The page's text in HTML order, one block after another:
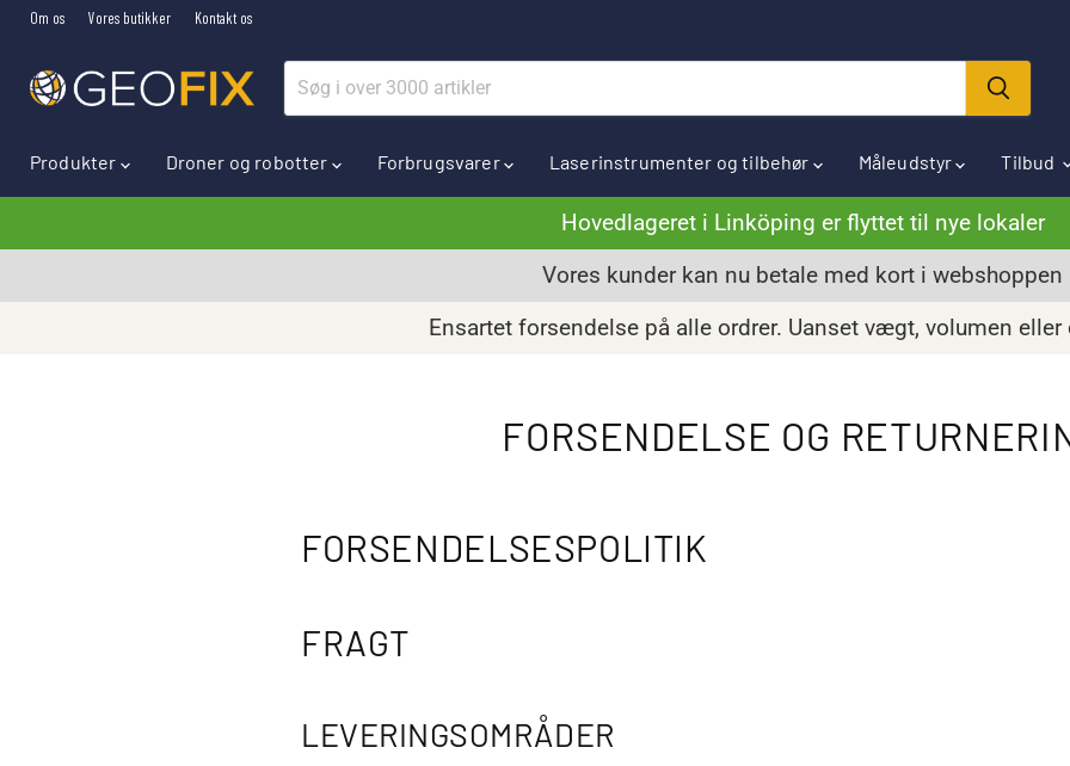
Om os Vores butikker Kontakt os
Produkter Droner og robotter Forbrugsvarer Laserinstrumenter og tilbehør Måleudstyr Tilbud
Hovedlageret i Linköping er flyttet til nye lokaler
Vores kunder kan nu betale med kort i webshoppen
Ensartet forsendelse på alle ordrer. Uanset vægt, volumen
FORSENDELSE OG
FORSENDELSESPOLITIK
FRAGT
LEVERINGSOMRÅDER